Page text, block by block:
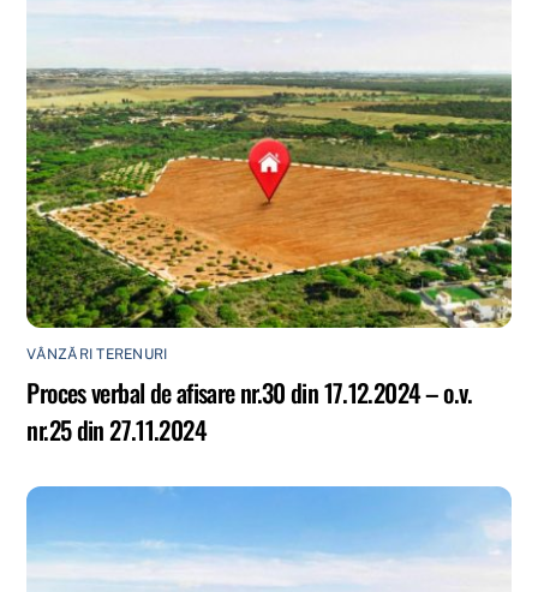
VÂNZĂRI TERENURI
Proces verbal de afisare nr.30 din 17.12.2024 – o.v.
nr.25 din 27.11.2024